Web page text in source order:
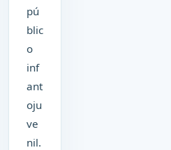
pú
blic
o
inf
ant
oju
ve
nil.